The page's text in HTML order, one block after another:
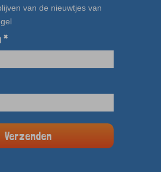
van de nieuwtjes van
*